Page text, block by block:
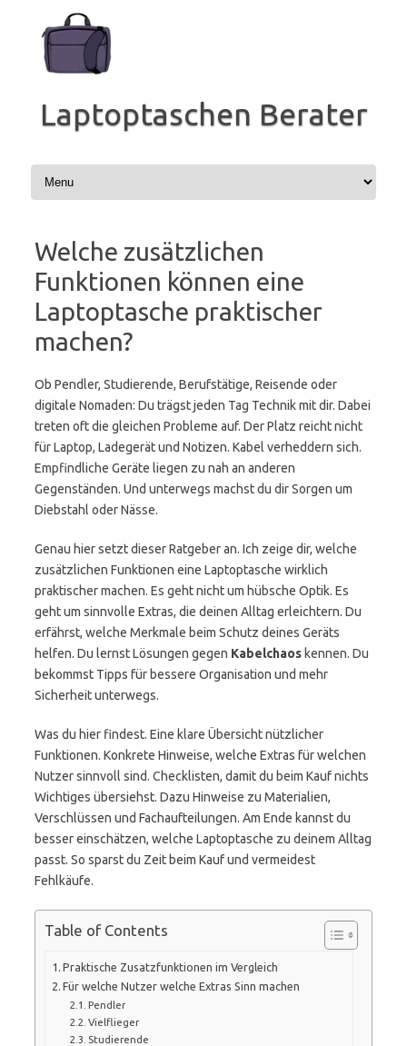
springen
Laptoptaschen Berater
Welche zusätzlichen
Funktionen können eine
Laptoptasche praktischer
machen?
Ob Pendler, Studierende, Berufstätige, Reisende oder
digitale Nomaden: Du trägst jeden Tag Technik mit dir. Dabei
treten oft die gleichen Probleme auf. Der Platz reicht nicht
für Laptop, Ladegerät und Notizen. Kabel verheddern sich.
Empfindliche Geräte liegen zu nah an anderen
Gegenständen. Und unterwegs machst du dir Sorgen um
Diebstahl oder Nässe.
Genau hier setzt dieser Ratgeber an. Ich zeige dir, welche
zusätzlichen Funktionen eine Laptoptasche wirklich
praktischer machen. Es geht nicht um hübsche Optik. Es
geht um sinnvolle Extras, die deinen Alltag erleichtern. Du
erfährst, welche Merkmale beim Schutz deines Geräts
helfen. Du lernst Lösungen gegen Kabelchaos kennen. Du
bekommst Tipps für bessere Organisation und mehr
Sicherheit unterwegs.
Was du hier findest. Eine klare Übersicht nützlicher
Funktionen. Konkrete Hinweise, welche Extras für welchen
Nutzer sinnvoll sind. Checklisten, damit du beim Kauf nichts
Wichtiges übersiehst. Dazu Hinweise zu Materialien,
Verschlüssen und Fachaufteilungen. Am Ende kannst du
besser einschätzen, welche Laptoptasche zu deinem Alltag
passt. So sparst du Zeit beim Kauf und vermeidest
Fehlkäufe.
Table of Contents
Praktische Zusatzfunktionen im Vergleich
Für welche Nutzer welche Extras Sinn machen
Pendler
Vielflieger
Studierende